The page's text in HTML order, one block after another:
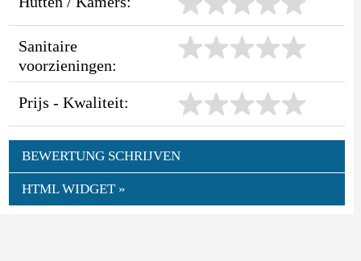
Sanitaire
voorzieningen:
Prijs - Kwaliteit:
BEWERTUNG SCHRIJVEN
HTML WIDGET »